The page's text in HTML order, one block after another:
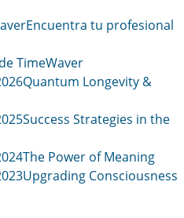
Encuentra tu profesional
TimeWaver
Quantum Longevity &
Success Strategies in the
The Power of Meaning
Upgrading Consciousness